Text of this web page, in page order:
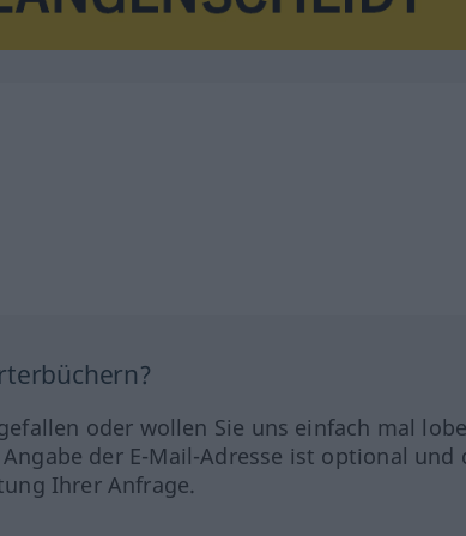
oder wollen Sie uns einfach mal
der E-Mail-Adresse ist optional und
Ihrer Anfrage.